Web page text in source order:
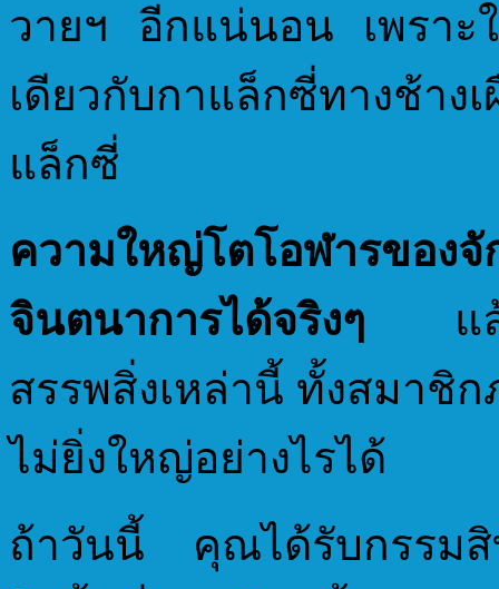
วายฯ อีกแน่นอน เพราะ
เดียวกับกาแล็กซี่ทางช้าง
แล็กซี่
ความใหญ่โตโอฬาร
จินตนาการได้จริงๆ
แล้
สรรพสิ่งเหล่านี้ ทั้งสมาชิ
ไม่ยิ่งใหญ่อย่างไรได้
ถ้าวันนี้ คุณได้รับกรรมสิ